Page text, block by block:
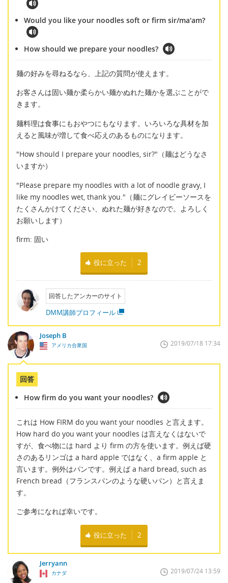
Would you like your noodles soft or firm sir/ma'am?
How should we prepare your noodles?
麺の好みを尋ねるなら、上記の質問が使えます。
お客さんは固い麺か柔らかい麺かぬれた麺かを選ぶことがで
きます。
麺料理は食事にもおやつにもなります。いろいろな具材を加
えると風味が増して食べ応えのあるものになります。
"How should I prepare your noodles, sir?"（麺はどうなさ
いますか）
"Please prepare my noodles with a lot of noodle gravy, I
like my noodles wet, thank you."（麺にグレイビーソースを
たくさんかけてください、ぬれた麺が好きなので。よろしく
お願いします）
firm: 固い
役に立った 2
回答したアンカーのサイト
DMM講師プロフィール
Joseph B
アメリカ合衆国 2019/07/18 17:34
回答
How firm do you want your noodles?
これは How FIRM do you want your noodles と言えます。
How hard do you want your noodles は言えなくはないで
すが、食べ物には hard より firm の方を使います。例えば硬
さのあるリンゴは a hard apple ではなく、a firm apple と
言います。例外はパンです。例えば a hard bread, such as
French bread（フランスパンのような硬いパン）と言えま
す。
ご参考になれば幸いです。
役に立った 2
Jerryann
カナダ 2019/07/24 13:59